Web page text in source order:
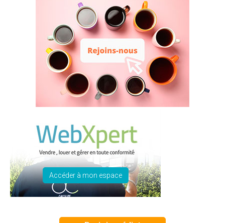
Accéder à mon espace